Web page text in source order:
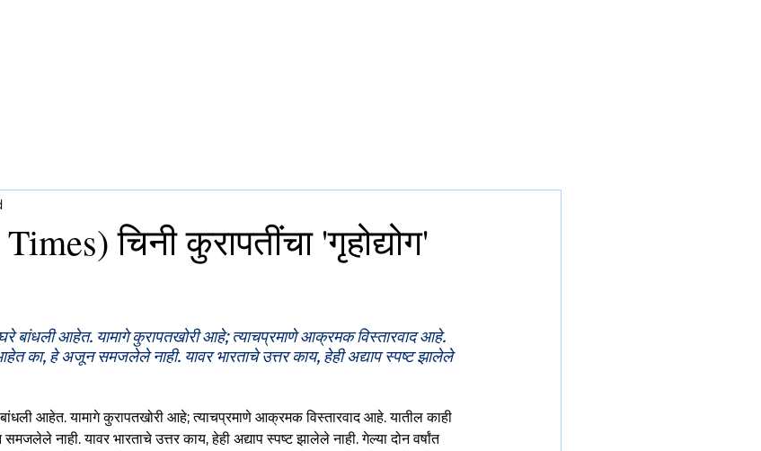
चिनी कुरापतींचा 'गृहोद्योग'
घरे बांधली आहेत. यामागे कुरापतखोरी आहे; त्याचप्रमाणे आक्रमक विस्तारवाद आहे.
आहेत का, हे अजून समजलेले नाही. यावर भारताचे उत्तर काय, हेही अद्याप स्पष्ट झालेले
बांधली आहेत. यामागे कुरापतखोरी आहे; त्याचप्रमाणे आक्रमक विस्तारवाद आहे. यातील काही
नाही. यावर भारताचे उत्तर काय, हेही अद्याप स्पष्ट झालेले नाही. गेल्या दोन वर्षांत